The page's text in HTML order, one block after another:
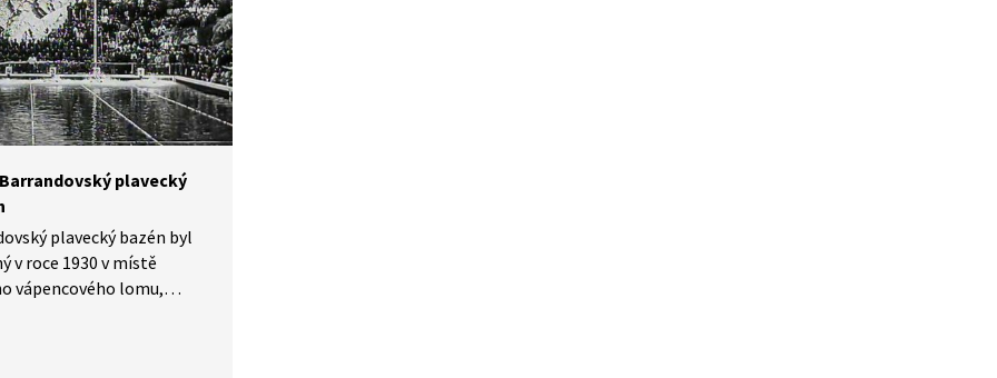
plavecký
plavecký bazén byl
v roce 1930 v místě
vápencového lomu,
v Československu.